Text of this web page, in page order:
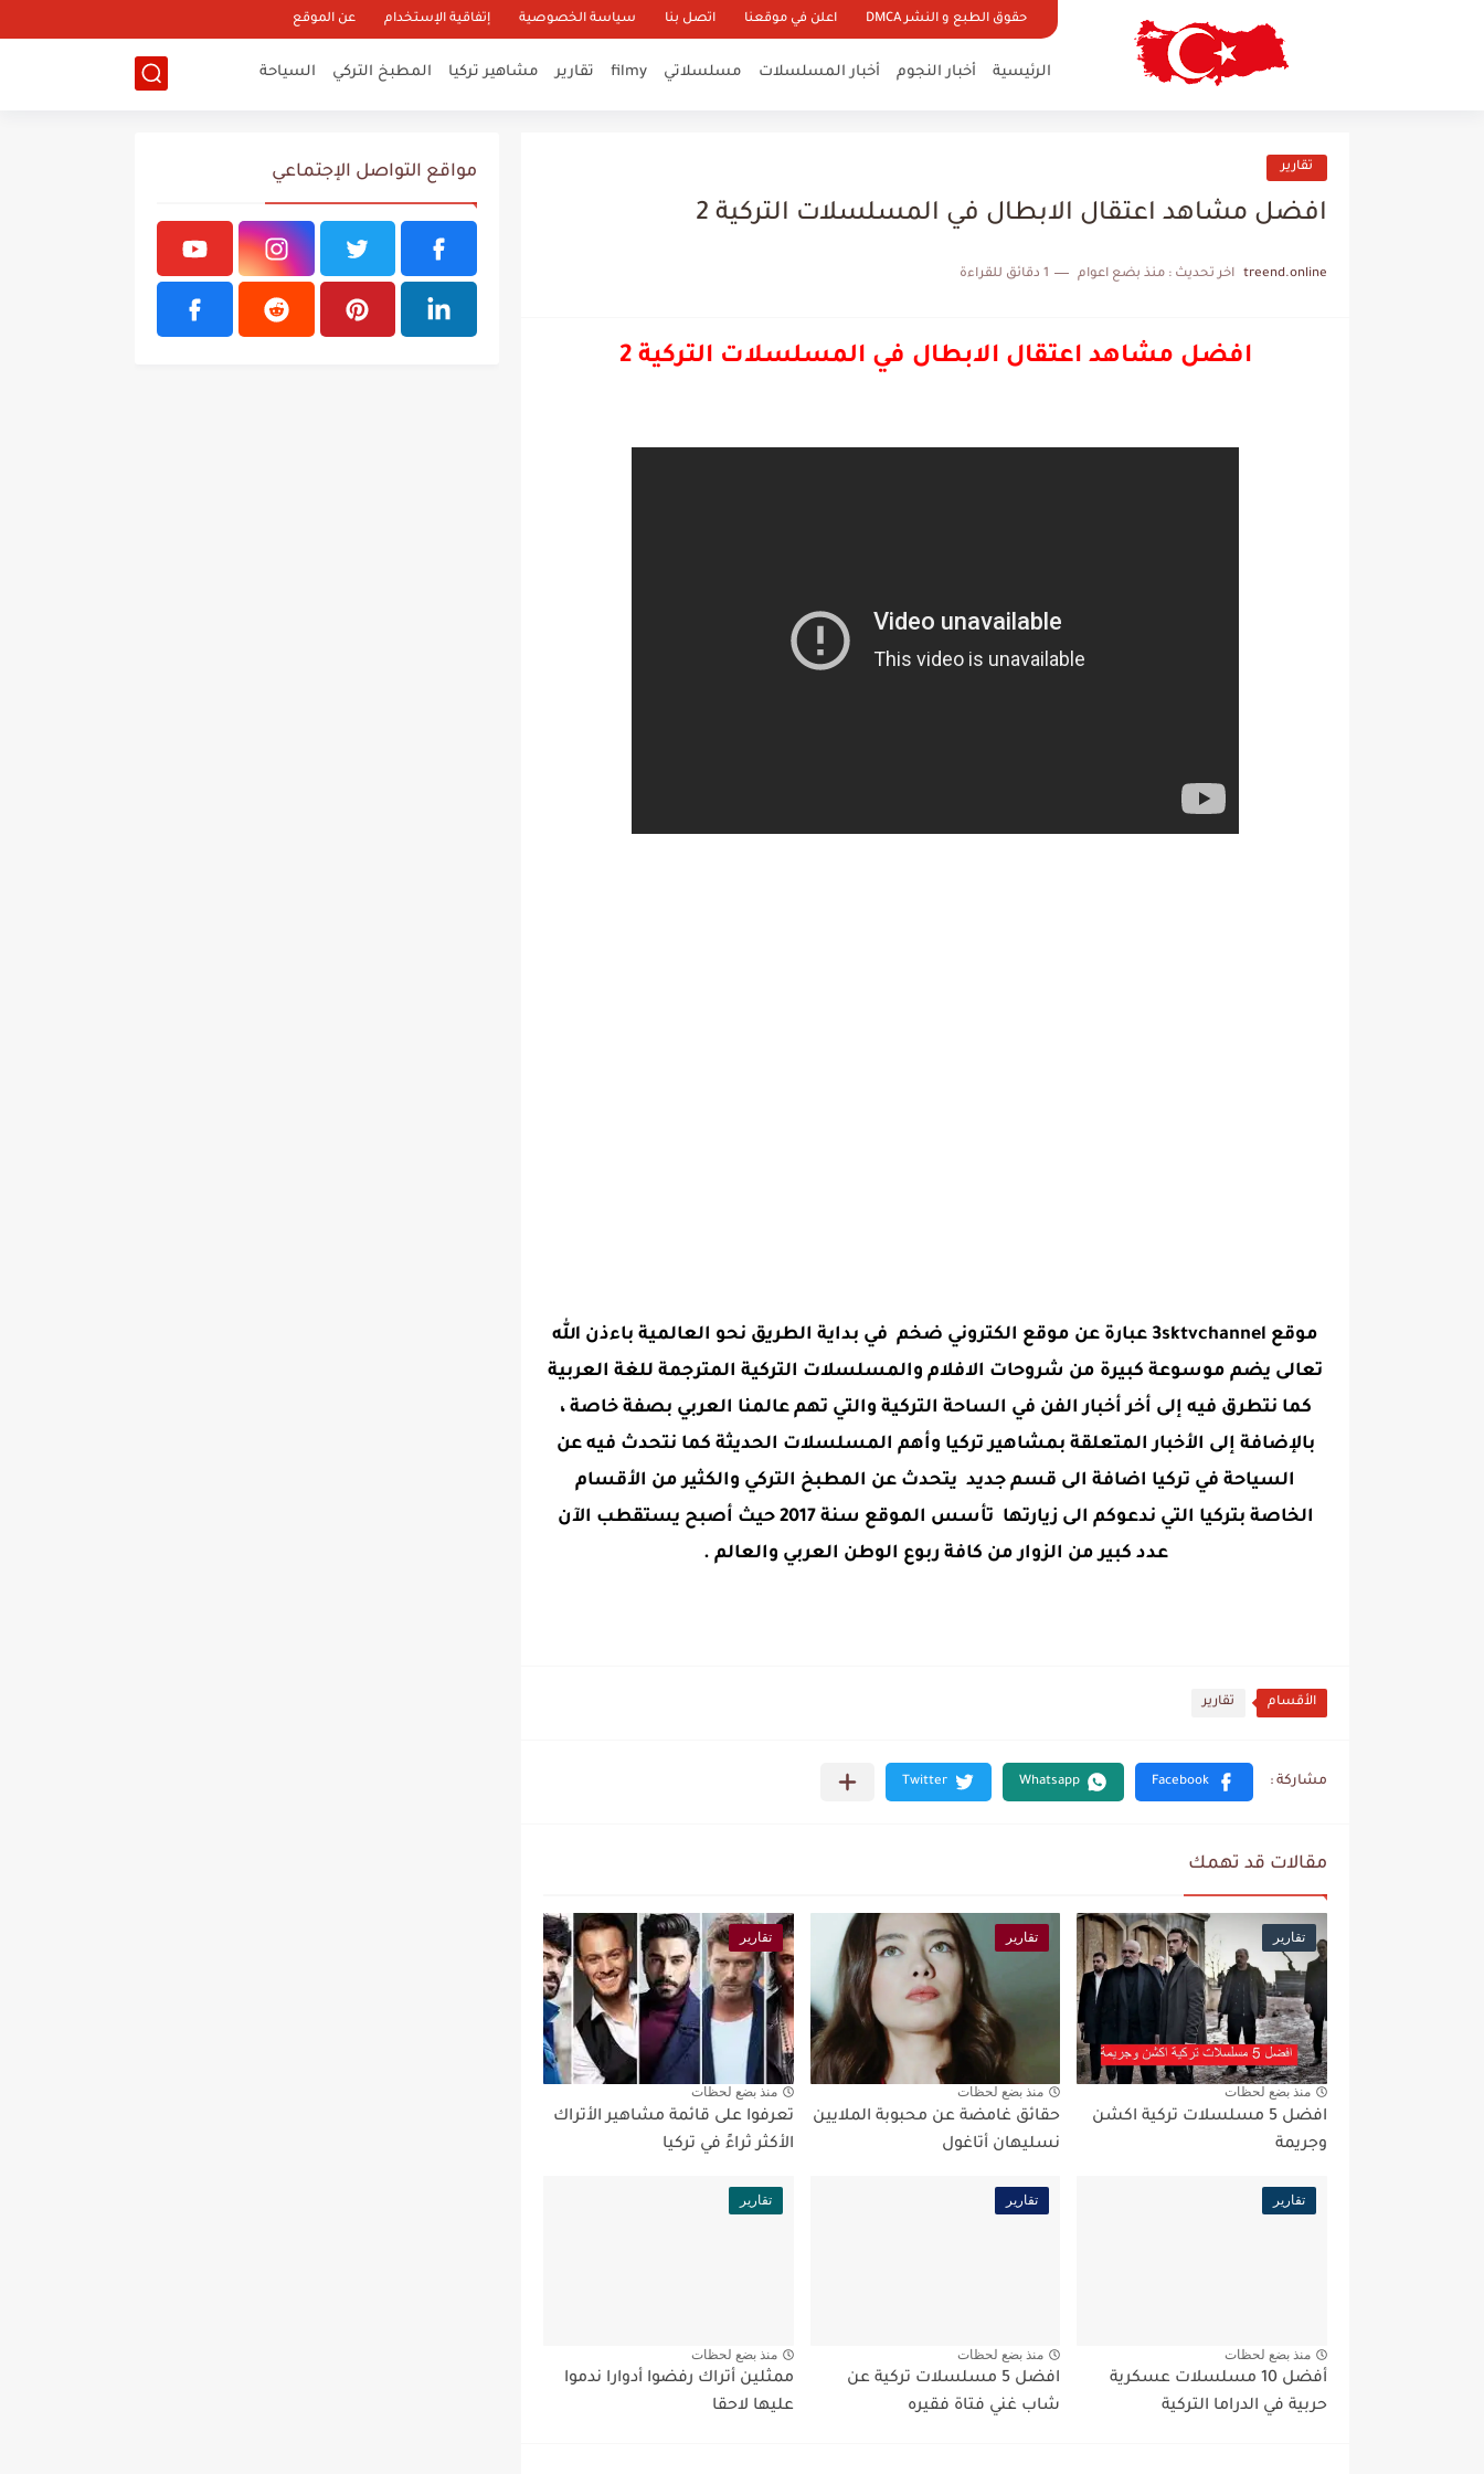
حقوق الطبع و النشر DMCA اعلن في موقعنا اتصل بنا سياسة الخصوصية إتفاقية الإستخدام عن الموقع
الرئيسية أخبار النجوم أخبار المسلسلات مسلسلاتي filmy تقارير مشاهير تركيا المطبخ التركي السياحة
تقارير
افضل مشاهد اعتقال الابطال في المسلسلات التركية 2
treend.online اخر تحديث : منذ بضع اعوام 1 دقائق للقراءة
افضل مشاهد اعتقال الابطال في المسلسلات التركية 2
موقع 3sktvchannel عبارة عن موقع الكتروني ضخم في بداية الطريق نحو العالمية باءذن الله
تعالى يضم موسوعة كبيرة من شروحات الافلام والمسلسلات التركية المترجمة للغة العربية
كما نتطرق فيه إلى أخر أخبار الفن في الساحة التركية والتي تهم عالمنا العربي بصفة خاصة ،
بالإضافة إلى الأخبار المتعلقة بمشاهير تركيا وأهم المسلسلات الحديثة كما نتحدث فيه عن
السياحة في تركيا اضافة الى قسم جديد يتحدث عن المطبخ التركي والكثير من الأقسام
الخاصة بتركيا التي ندعوكم الى زيارتها تأسس الموقع سنة 2017 حيث أصبح يستقطب الآن
عدد كبير من الزوار من كافة ربوع الوطن العربي والعالم .
الأقسام تقارير
مقالات قد تهمك
تقارير
منذ بضع لحظات
افضل 5 مسلسلات تركية اكشن
وجريمة
تقارير
منذ بضع لحظات
حقائق غامضة عن محبوبة الملايين
نسليهان أتاغول
تقارير
منذ بضع لحظات
تعرفوا على قائمة مشاهير الأتراك
الأكثر ثراءً في تركيا
تقارير
منذ بضع لحظات
أفضل 10 مسلسلات عسكرية
حربية في الدراما التركية
تقارير
منذ بضع لحظات
افضل 5 مسلسلات تركية عن
شاب غني فتاة فقيره
تقارير
منذ بضع لحظات
ممثلين أتراك رفضوا أدوارا ندموا
عليها لاحقا
مواقع التواصل الإجتماعي